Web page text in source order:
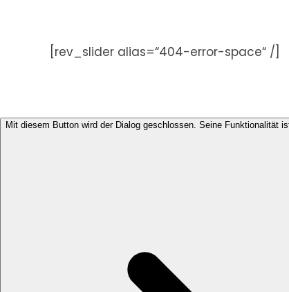
[rev_slider alias=“404-error-space“ /]
Mit diesem Button wird der Dialog geschlossen. Seine Funktionalität